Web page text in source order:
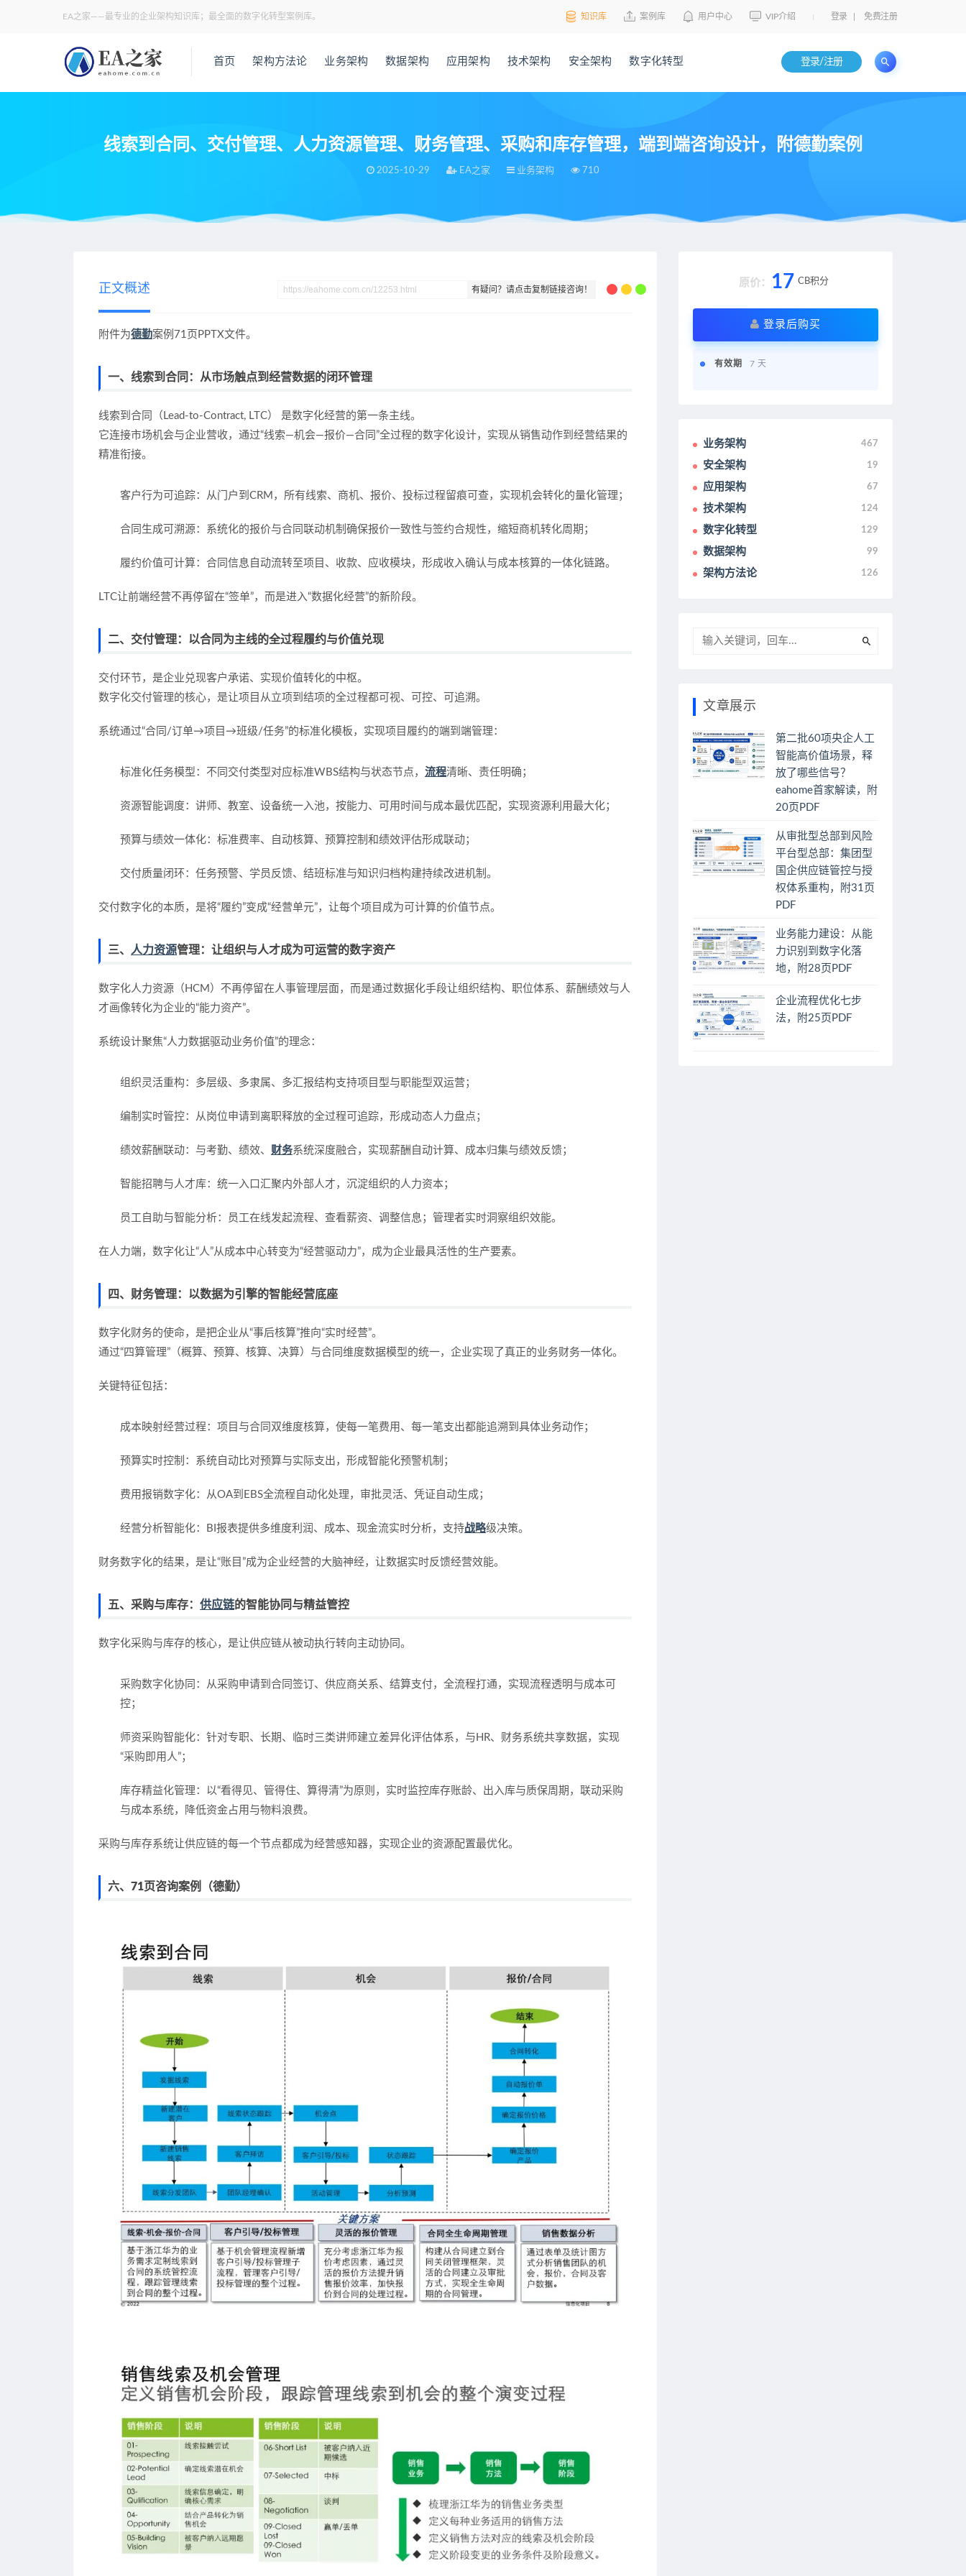
EA之家——最专业的企业架构知识库；最全面的数字化转型案例库。 知识库 案例库 用户中心 VIP介绍 登录 免费注册
首页 架构方法论 业务架构 数据架构 应用架构 技术架构 安全架构 数字化转型 登录/注册
线索到合同、交付管理、人力资源管理、财务管理、采购和库存管理，端到端咨询设计，附德勤案例
2025-10-29 EA之家 业务架构 710
有疑问？请点击复制链接咨询！
正文概述
附件为德勤案例71页PPTX文件。
一、线索到合同：从市场触点到经营数据的闭环管理
线索到合同（Lead-to-Contract, LTC）
是数字化经营的第一条主线。
它连接市场机会与企业营收，通过“线索—机会—报价—合同”全过程的数字化设计，实现从销售动作到经营结果的
精准衔接。
客户行为可追踪：从门户到CRM，所有线索、商机、报价、投标过程留痕可查，实现机会转化的量化管理；
合同生成可溯源 ：系统化的报价与合同联动机制确保报价一致性与签约合规性，缩短商机转化周期；
履约价值可计算：合同信息自动流转至项目、收款、应收模块，形成收入确认与成本核算的一体化链路。
LTC让前端经营不再停留在“签单”，而是进入“数据化经营”的新阶段。
二、交付管理：以合同为主线的全过程履约与价值兑现
交付环节，是企业兑现客户承诺、实现价值转化的中枢。
数字化交付管理的核心，是让项目从立项到结项的全过程都可视、可控、可追溯。
系统通过“合同/订单→项目→班级/任务”的标准化模板，实现项目履约的端到端管理：
标准化任务模型 ：不同交付类型对应标准WBS结构与状态节点， 流程清晰、责任明确；
资源智能调度 ：讲师、教室、设备统一入池，按能力、可用时间与成本最优匹配，实现资源利用最大化；
预算与绩效一体化：标准费率、自动核算、预算控制和绩效评估形成联动；
交付质量闭环 ：任务预警、学员反馈、结班标准与知识归档构建持续改进机制。
交付数字化的本质，是将“履约”变成“经营单元”，让每个项目成为可计算的价值节点。
三、 人力资源管理：让组织与人才成为可运营的数字资产
数字化人力资源（HCM）不再停留在人事管理层面，而是通过数据化手段让组织结构、职位体系、薪酬绩效与人
才画像转化为企业的“能力资产”。
系统设计聚焦“人力数据驱动业务价值”的理念：
组织灵活重构 ：多层级、多隶属、多汇报结构支持项目型与职能型双运营；
编制实时管控：从岗位申请到离职释放的全过程可追踪，形成动态人力盘点；
绩效薪酬联动：与考勤、绩效、 财务系统深度融合，实现薪酬自动计算、成本归集与绩效反馈；
智能招聘与人才库：统一入口汇聚内外部人才，沉淀组织的人力资本；
员工自助与智能分析：员工在线发起流程、查看薪资、调整信息；管理者实时洞察组织效能。
在人力端，数字化让“人”从成本中心转变为“经营驱动力”，成为企业最具活性的生产要素。
四、财务管理：以数据为引擎的智能经营底座
数字化财务的使命，是把企业从“事后核算”推向“实时经营”。
通过“四算管理”（概算、预算、核算、决算）与合同维度数据模型的统一，企业实现了真正的业务财务一体化。
关键特征包括：
成本映射经营过程 ：项目与合同双维度核算，使每一笔费用、每一笔支出都能追溯到具体业务动作；
预算实时控制 ：系统自动比对预算与实际支出，形成智能化预警机制；
费用报销数字化：从OA到EBS全流程自动化处理，审批灵活、凭证自动生成；
经营分析智能化：BI报表提供多维度利润、成本、现金流实时分析，支持战略级决策。
财务数字化的结果，是让“账目”成为企业经营的大脑神经，让数据实时反馈经营效能。
五、采购与库存： 供应链的智能协同与精益管控
数字化采购与库存的核心，是让供应链从被动执行转向主动协同。
采购数字化协同 ：从采购申请到合同签订、供应商关系、结算支付，全流程打通，实现流程透明与成本可
控；
师资采购智能化：针对专职、长期、临时三类讲师建立差异化评估体系，与HR、财务系统共享数据，实现
“采购即用人”；
库存精益化管理 ：以“看得见、管得住、算得清”为原则，实时监控库存账龄、出入库与质保周期，联动采购
与成本系统，降低资金占用与物料浪费。
采购与库存系统让供应链的每一个节点都成为经营感知器，实现企业的资源配置最优化。
六、71页咨询案例（德勤）
原价： 17 CB积分
登录后购买
有效期 7 天
业务架构 467
安全架构 19
应用架构 67
技术架构 124
数字化转型 129
数据架构 99
架构方法论 126
文章展示
第二批60项央企人工
智能高价值场景，释
放了哪些信号？
eahome首家解读，附
20页PDF
从审批型总部到风险
平台型总部：集团型
国企供应链管控与授
权体系重构，附31页
PDF
业务能力建设：从能
力识别到数字化落
地，附28页PDF
企业流程优化七步
法，附25页PDF